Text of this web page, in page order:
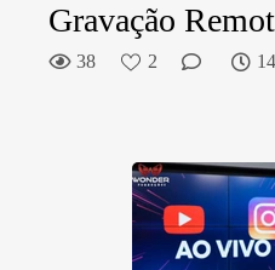
Gravação
38 2